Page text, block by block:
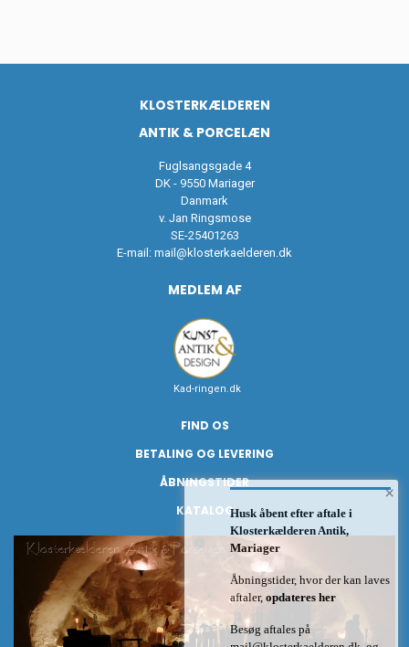
KLOSTERKÆLDEREN
ANTIK & PORCELÆN
Fuglsangsgade 4
DK - 9550 Mariager
Danmark
v. Jan Ringsmose
SE-25401263
E-mail: mail@klosterkaelderen.dk
MEDLEM AF
Kad-ringen.dk
FIND OS
BETALING OG LEVERING
ÅBNINGSTIDER
KATALOG
×
Husk åbent efter aftale i
Klosterkælderen Antik,
Mariager
Åbningstider, hvor der kan laves
aftaler, opdateres her
Besøg aftales på